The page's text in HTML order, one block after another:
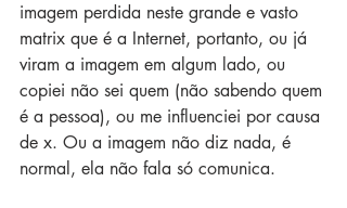
imagem perdida neste grande e vasto
matrix que é a Internet, portanto, ou já
viram a imagem em algum lado, ou
copiei não sei quem (não sabendo quem
é a pessoa), ou me influenciei por causa
de x. Ou a imagem não diz nada, é
normal, ela não fala só comunica.